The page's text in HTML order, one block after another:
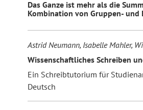
Das Ganze ist mehr als die
Kombination von Gruppen- und
Astrid Neumann, Isabelle Mahler,
Wissenschaftliches Schreiben
Ein Schreibtutorium für
Deutsch